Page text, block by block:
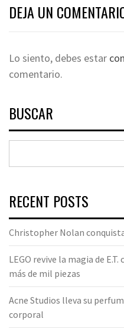
DEJA UN
Lo siento, debes estar
comentario.
BUSCAR
RECENT POSTS
Christopher Nolan
LEGO revive la magia de
más de mil piezas
Acne Studios lleva su
corporal